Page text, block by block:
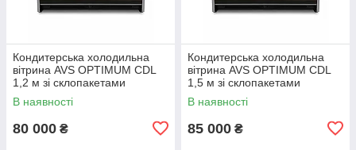
Кондитерська холодильна
вітрина AVS OPTIMUM CDL
1,2 м зі склопакетами
В наявності
80 000 ₴
Кондитерська холодильна
вітрина AVS OPTIMUM СDL
1,5 м зі склопакетами
В наявності
85 000 ₴